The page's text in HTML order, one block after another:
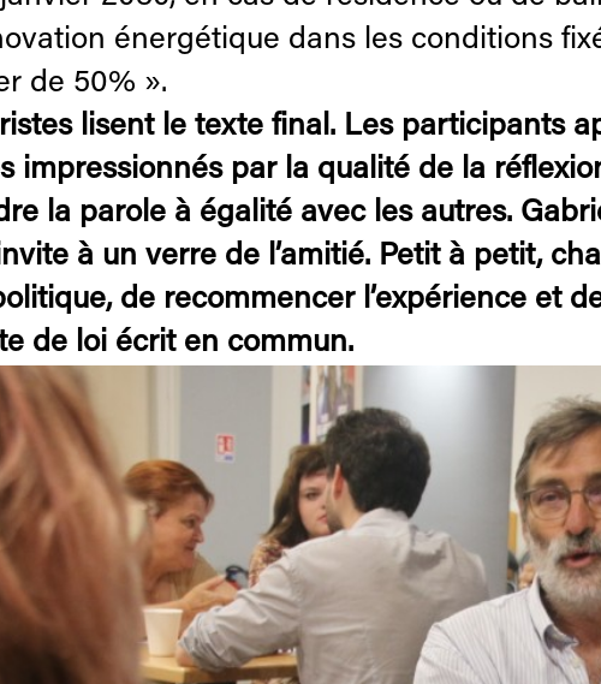
énergétique dans les conditions
de 50% ».
lisent le texte final. Les participants
impressionnés par la qualité de la
la parole à égalité avec les autres.
à un verre de l’amitié. Petit à petit,
de recommencer l’expérience et
de loi écrit en commun.